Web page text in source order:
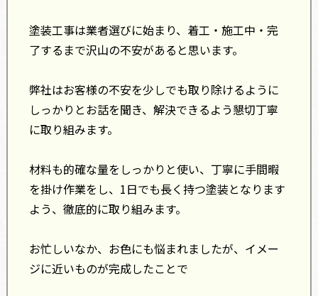
塗装工事は業者選びに始まり、着工・施工中・完
了するまで沢山の不安があると思います。
弊社はお客様の不安を少しでも取り除けるように
しっかりとお話を聞き、解決できるよう懇切丁寧
に取り組みます。
材料も的確な量をしっかりと使い、丁寧に手間暇
を掛け作業をし、1日でも長く持つ塗装となります
よう、徹底的に取り組みます。
お忙しいなか、お色にも悩まれましたが、イメー
ジに近いものが完成したことで